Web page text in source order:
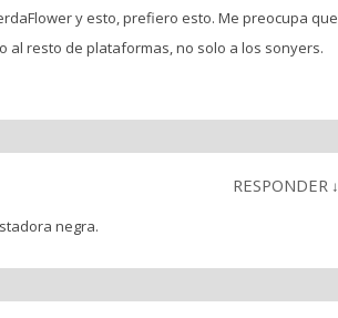
y esto, prefiero esto. Me preocupa que
al resto de plataformas, no solo a los sonyers.
RESPONDER ↓
negra.